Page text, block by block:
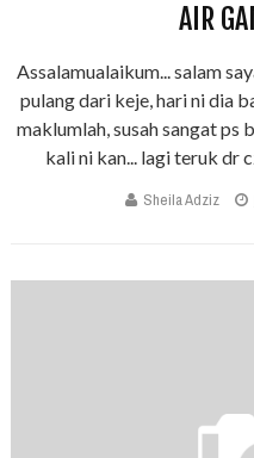
AIR
Assalamualaikum... salam
pulang dari keje, hari ni dia
maklumlah, susah sangat ps
kali ni kan... lagi teruk dr
Sheila Adziz